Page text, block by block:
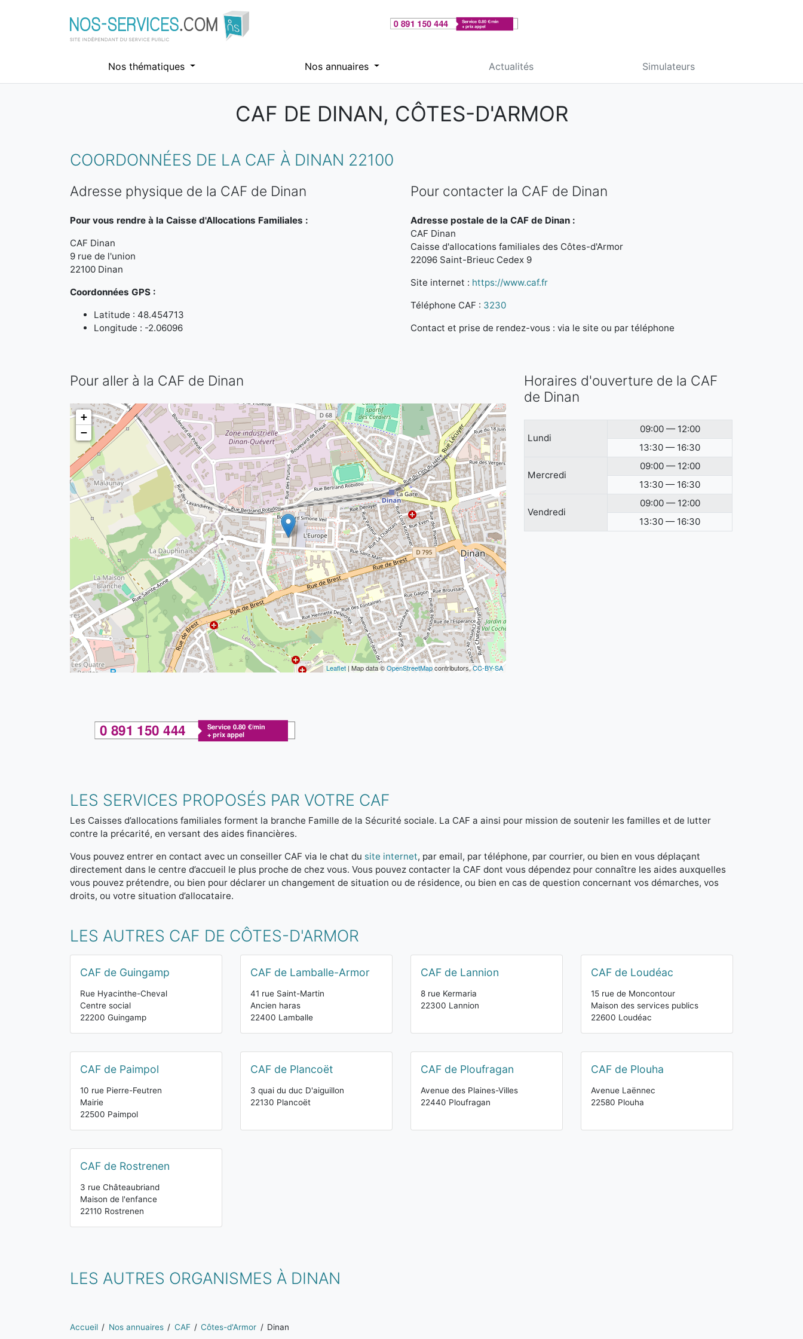
Nos thématiques Nos annuaires Actualités Simulateurs
CAF DE DINAN, CÔTES-D'ARMOR
COORDONNÉES DE LA CAF À DINAN 22100
Adresse physique de la CAF de Dinan
Pour vous rendre à la Caisse d'Allocations Familiales :
CAF Dinan
9 rue de l'union
22100 Dinan
Coordonnées GPS :
Latitude : 48.454713
Longitude : -2.06096
Pour contacter la CAF de Dinan
Adresse postale de la CAF de Dinan :
CAF Dinan
Caisse d'allocations familiales des Côtes-d'Armor
22096 Saint-Brieuc Cedex 9
Site internet : https://www.caf.fr
Téléphone CAF : 3230
Contact et prise de rendez-vous : via le site ou par téléphone
Pour aller à la CAF de Dinan
+
−
Leaflet | Map data ©OpenStreetMapcontributors,CC-BY-SA
Horaires d'ouverture de la CAF
de Dinan
Lundi
09:00 — 12:00
13:30 — 16:30
Mercredi
09:00 — 12:00
13:30 — 16:30
Vendredi
09:00 — 12:00
13:30 — 16:30
LES SERVICES PROPOSÉS PAR VOTRE CAF
Les Caisses d’allocations familiales forment la branche Famille de la Sécurité sociale. La CAF a ainsi pour mission de soutenir les familles et de lutter
contre la précarité, en versant des aides financières.
Vous pouvez entrer en contact avec un conseiller CAF via le chat du site internet, par email, par téléphone, par courrier, ou bien en vous déplaçant
directement dans le centre d’accueil le plus proche de chez vous. Vous pouvez contacter la CAF dont vous dépendez pour connaître les aides auxquelles
vous pouvez prétendre, ou bien pour déclarer un changement de situation ou de résidence, ou bien en cas de question concernant vos démarches, vos
droits, ou votre situation d’allocataire.
LES AUTRES CAF DE CÔTES-D'ARMOR
CAF de Guingamp
Rue Hyacinthe-Cheval
Centre social
22200 Guingamp
CAF de Lamballe-Armor
41 rue Saint-Martin
Ancien haras
22400 Lamballe
CAF de Lannion
8 rue Kermaria
22300 Lannion
CAF de Loudéac
15 rue de Moncontour
Maison des services publics
22600 Loudéac
CAF de Paimpol
10 rue Pierre-Feutren
Mairie
22500 Paimpol
CAF de Plancoët
3 quai du duc D'aiguillon
22130 Plancoët
CAF de Ploufragan
Avenue des Plaines-Villes
22440 Ploufragan
CAF de Plouha
Avenue Laënnec
22580 Plouha
CAF de Rostrenen
3 rue Châteaubriand
Maison de l'enfance
22110 Rostrenen
LES AUTRES ORGANISMES À DINAN
Vous êtes ici:
Accueil Nos annuaires CAF Côtes-d'Armor Dinan